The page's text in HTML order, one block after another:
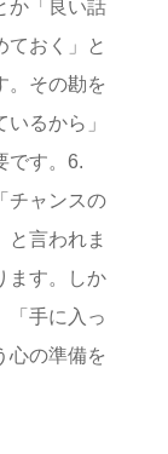
か「良い話
ておく」と
。その勘を
るから」
です。6.
チャンスの
と言われま
ます。しか
「手に入っ
心の準備を